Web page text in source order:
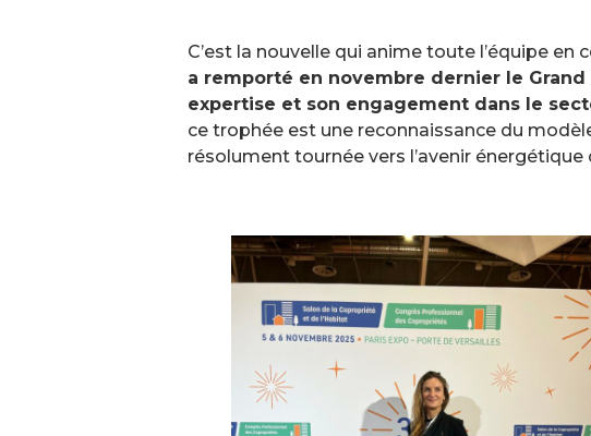
C’est la nouvelle qui anime toute l’équipe en
a remporté en novembre dernier le
expertise et son engagement dans le
ce trophée est une reconnaissance du
résolument tournée vers l’avenir